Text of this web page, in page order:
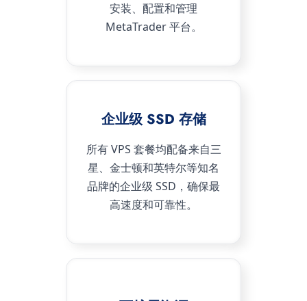
安装、配置和管理
MetaTrader 平台。
企业级 SSD 存储
所有 VPS 套餐均配备来自三
星、金士顿和英特尔等知名
品牌的企业级 SSD，确保最
高速度和可靠性。